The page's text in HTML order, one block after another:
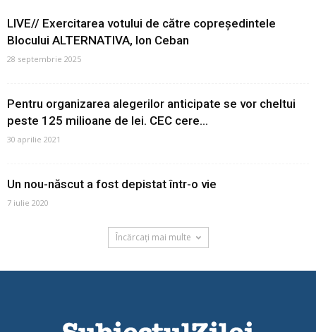
LIVE// Exercitarea votului de către copreședintele
Blocului ALTERNATIVA, Ion Ceban
28 septembrie 2025
Pentru organizarea alegerilor anticipate se vor cheltui
peste 125 milioane de lei. CEC cere...
30 aprilie 2021
Un nou-născut a fost depistat într-o vie
7 iulie 2020
Încărcați mai multe